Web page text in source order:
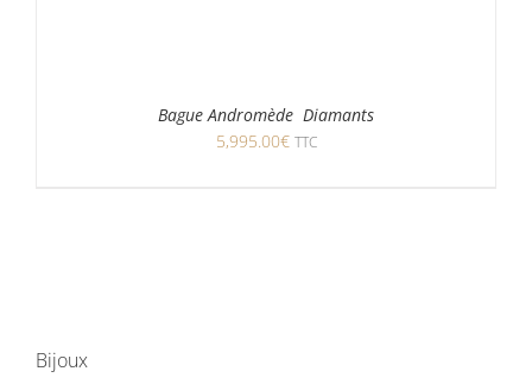
Bague Andromède Diamants
5,995.00€ TTC
Bijoux